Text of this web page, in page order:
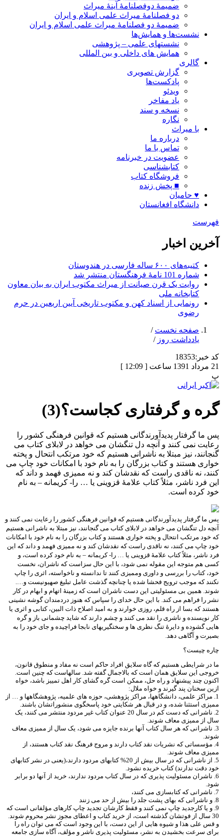
ضمیمۀ دوفصلنامۀ آینۀ میراث
دو فصلنامۀ میراث علمی اسلام و ایران
ضمیمۀ دو فصلنامۀ میراث علمی اسلام و ایران
نشست‌ها و همایش‌ها
نشستهای علمی – پژوهشی
همایش های داخلی و بین المللی
گالری
گزارش تصویری
پادکست‌ها
ویدئو
یاد مفاخر
نسخه و سند
نگاره
با میراث
درباره ما
تماس با ما
عضویت در خبرنامه
کتابشناسی
فروشگاه کتاب
■ پخش زنده
♥ حامیان
دانشگاه افغانستان
فهرست
آخرین اخبار
کتیبه‌های ۶۰۰ ساله فارسی در هندوستان
شماره 101 نامۀ فرهنگستان منتشر شد
روایت یک قرن صیانت از میراث مکتوب ایران به بیان معاون
کتابخانه ملی
رونمایی از اسناد کهن و مکتوب تاریخی آیین اربعین در حرم
رضوی
صفحه نخست /
یادداشت روز /
کد خبر:18353
21 مرداد 1391 ساعت [ 12:09 ]
پ
گره و گرفتاری کجاست؟(3)
پس ما گرفتار پدیدآورندگانی هستیم که قوانین فرهنگی کشور را
رعایت نمی کنند و آنچه دل تنگشان می خواهد در لابلای کتاب می
گنجانند، نیز مبتلا به ناشرانی هستیم که خود مرتکب انتحال و پخته
خواری هستند و کتاب بزرگان را به نام خود با امکانات خود چاپ می
کنند، نه ناقدی راست که نقدشان کند و نه ممیزی فهمد و داند که
این فرد ناشر، مثلاً کتاب علامۀ قزوینی یا … را- کریمانه – به نام
خود کرده است.
پس ما گرفتار پدیدآورندگانی هستیم که قوانین فرهنگی کشور را رعایت نمی کنند و
آنچه دل تنگشان می خواهد در لابلای کتاب می گنجانند، نیز مبتلا به ناشرانی هستیم
که خود مرتکب انتحال و پخته خواری هستند و کتاب بزرگان را به نام خود با امکانات
خود چاپ می کنند، نه ناقدی راست که نقدشان کند و نه ممیزی فهمد و داند که این
فرد ناشر، مثلاً کتاب علامۀ قزوینی یا … را- کریمانه – به نام خود کرده است، و
کسی هم متوجه این مقوله نمی شود، با این حال سزاست که ناشران، نخست
خود، کتاب را بررسی و داوری وممیزی کنند تا ندانسته و ناخواسته، اثری را چاپ
نکنند که موجب ترویج فحشا شده یا چنانچه گذشت عامل تبلیغ صهیونیست و….
شوند. همین بی مسئولیتی این دست ناشران است که زمینۀ اتهام و ابهام در کار
نشر را فراهم می کند. با این حال خدای را سپاس که هنوز دردمندان گوشه نشینی
هستند که بسا از راه قلم، روزی خوارند و به امید اصلاح ذات البین، کتابی و اثری یا
کار نویسنده و ناشری را نقد می کنند و چشم دارند که شاید چشمانی باز و گره
هایی گشوده و دایرۀ تنگ نظری ها و سختگیریهای نابجا فراچیده و جای خود را به
بصیرت و آگاهی دهد.
چاره چیست؟
ما در شرایطی هستیم که گاه سلایق افراد حاکم است نه مفاد و منطوق قانون،
خروجی این سلایق همان است که بالاجمال گفته شد. سالهاست که چنین است.
اکنون چند پیشنهاد و راه حل، ممکن است گره گشای کار اهل تمییز باشد، خواه
ازین سخنان پند گیرند و خواه ملال:
1. مراکز علمی، دانشگاهها، مراکز پژوهشی، حوزه های علمیه، پژوهشگاهها و … از
ممیزی استثنا شده، و در قبال هر شکایتی خود پاسخگوی منشوراتشان باشند.
2. ناشرانی که دست کم در سال 20 عنوان کتاب غیر مردود منتشر می کنند، یک
سال از ممیزی معاف شوند.
3. ناشرانی که هر سال کتاب آنها برنده جایزه می شود، یک سال از ممیزی معاف
شوند.
4. مؤسساتی که نشریات نقد کتاب دارند و مروج فرهنگ نقد کتاب هستند، از
ممیزی معاف شوند.
5. از ناشرانی که در سال بیش از 20% کتابهای مردود دارند،(یعنی در نشر کتابهای
خود دقت ندارند) کتاب خریده نشود.
6. ناشران مسئولیت پذیری که در سال کتاب مردود ندارند، خرید از آنها دو برابر
شود.
7. ناشرانی که کتابسازی می کنند،
8. و ناشرانی که بهای پشت جلد را بیش از حد می زنند
9. و یا کارجدید چاپ نمی کنند و فقط کارشان تجدید چاپ کارهای مؤلفانی است که
30 سال از فوتشان گذشته است، از خرید کتاب و اعطای مجوز نشر محروم شوند.
و قس علی هذا و شیوه هایی از این دست، با این وجود است که می توان راه را
برای سرعت بخشیدن به نشر، مسئولیت پذیری ناشر و مؤلف، آگاه سازی جامعه